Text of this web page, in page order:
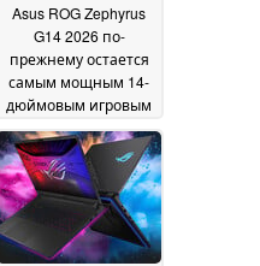
Asus ROG Zephyrus
G14 2026 по-
прежнему остается
самым мощным 14-
дюймовым игровым
ноутбуком благодаря
видеокарте RTX 5070
Ti21 June 2026